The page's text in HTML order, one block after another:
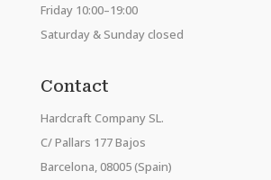
Friday 10:00–19:00
Saturday & Sunday closed
Contact
Hardcraft Company SL.
C/ Pallars 177 Bajos
Barcelona, 08005 (Spain)